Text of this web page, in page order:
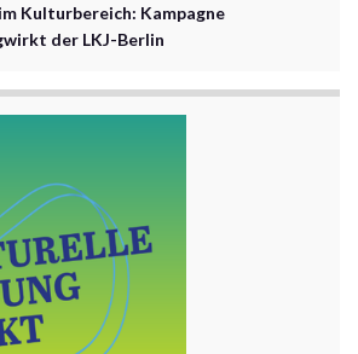
Kulturbereich: Kampagne
der LKJ-Berlin